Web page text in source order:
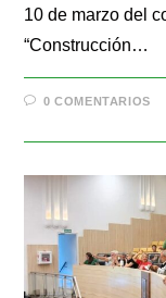
10 de marzo del
“Construcción…
0 COMENTARIOS